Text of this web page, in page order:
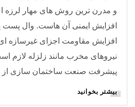
و مدرن ترین روش های مهار لرزه
افزایش ایمنی آن هاست. وال پست یا
افزایش مقاومت اجزای غیرسازه ای
نیروهای مخرب مانند زلزله لازم
پیشرفت صنعت ساختمان سازی
بیشتر بخوانید